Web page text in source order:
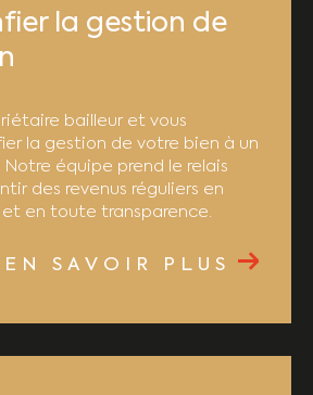
la gestion de
bailleur et vous
la gestion de votre bien à un
Notre équipe prend le relais
des revenus réguliers en
en toute transparence.
EN SAVOIR PLUS